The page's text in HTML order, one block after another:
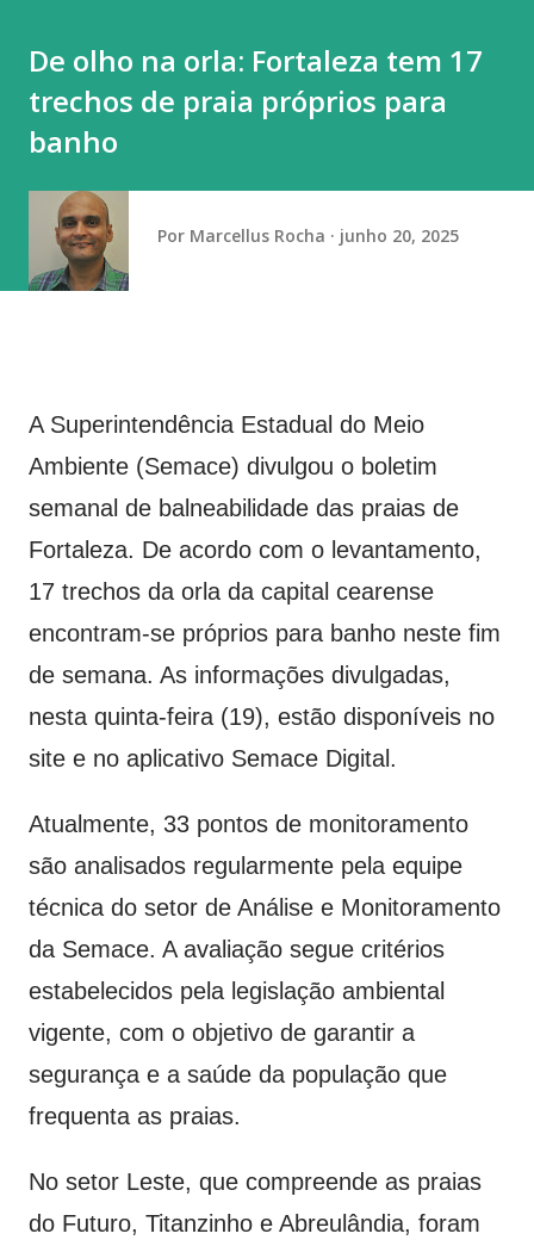
Paulo, onde foram notificados 20 dos 23 casos da doença
este ano, todos em crianças sem ciclo de vacinação
completa ou em adultos não vacinados. A Secretaria
esforços da campanha, iniciou a intensificação da vacinação
alguns dias antes, em 27 de junho, porém entre essa data e
2 de agosto foram aplicadas cerca de 24 mil doses. Com o
iní...
De olho na orla: Fortaleza tem 17
trechos de praia próprios para
banho
Por Marcellus Rocha junho 20, 2025
A Superintendência Estadual do Meio
Ambiente (Semace) divulgou o boletim
semanal de balneabilidade das praias de
Fortaleza. De acordo com o levantamento,
17 trechos da orla da capital cearense
encontram-se próprios para banho neste fim
de semana. As informações divulgadas,
nesta quinta-feira (19), estão disponíveis no
site e no aplicativo Semace Digital.
Atualmente, 33 pontos de monitoramento
são analisados regularmente pela equipe
técnica do setor de Análise e Monitoramento
da Semace. A avaliação segue critérios
estabelecidos pela legislação ambiental
vigente, com o objetivo de garantir a
segurança e a saúde da população que
frequenta as praias.
No setor Leste, que compreende as praias
do Futuro, Titanzinho e Abreulândia, foram